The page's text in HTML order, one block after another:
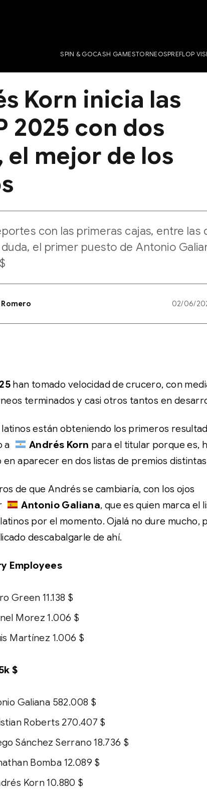
SPIN & GOCASH GAMESTORNEOSPREFLOP
Korn inicia las
2025 con dos
el mejor de los
con las primeras cajas, entre las
el primer puesto de Antonio
02/06/
han tomado velocidad de crucero, con
terminados y casi otros tantos en
latinos están obteniendo los primeros
a
Andrés Korn para el titular porque es,
en aparecer en dos listas de premios
de que Andrés se cambiaría, con los ojos
Antonio Galiana, que es quien marca el
por el momento. Ojalá no dure mucho,
descabalgarle de ahí.
Employees
Green 11.138 $
Morez 1.006 $
Martínez 1.006 $
$
Galiana 582.008 $
Roberts 270.407 $
Sánchez Serrano 18.736 $
Bomba 12.089 $
Korn 10.880 $